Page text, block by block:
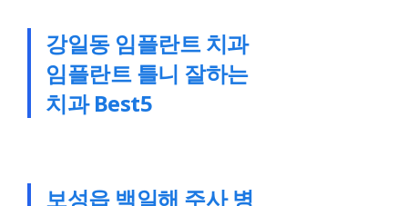
강일동 임플란트 치과
임플란트 틀니 잘하는
치과 Best5
보성읍 백일해 주사 병